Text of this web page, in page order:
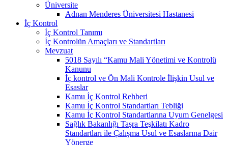
Üniversite
Adnan Menderes Üniversitesi Hastanesi
İç Kontrol
İç Kontrol Tanımı
İç Kontrolün Amaçları ve Standartları
Mevzuat
5018 Sayılı “Kamu Mali Yönetimi ve Kontrolü
Kanunu
İç kontrol ve Ön Mali Kontrole İlişkin Usul ve
Esaslar
Kamu İç Kontrol Rehberi
Kamu İç Kontrol Standartları Tebliği
Kamu İç Kontrol Standartlarına Uyum Genelgesi
Sağlık Bakanlığı Taşra Teşkilatı Kadro
Standartları ile Çalışma Usul ve Esaslarına Dair
Yönerge